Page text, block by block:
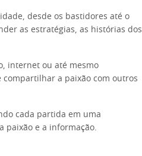
desde os bastidores até o
as estratégias, as histórias dos
internet ou até mesmo
compartilhar a paixão com outros
cada partida em uma
paixão e a informação.